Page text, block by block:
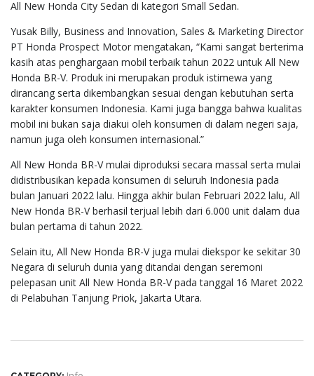
All New Honda City Sedan di kategori Small Sedan.
Yusak Billy, Business and Innovation, Sales & Marketing Director
PT Honda Prospect Motor mengatakan, “Kami sangat berterima
kasih atas penghargaan mobil terbaik tahun 2022 untuk All New
Honda BR-V. Produk ini merupakan produk istimewa yang
dirancang serta dikembangkan sesuai dengan kebutuhan serta
karakter konsumen Indonesia. Kami juga bangga bahwa kualitas
mobil ini bukan saja diakui oleh konsumen di dalam negeri saja,
namun juga oleh konsumen internasional.”
All New Honda BR-V mulai diproduksi secara massal serta mulai
didistribusikan kepada konsumen di seluruh Indonesia pada
bulan Januari 2022 lalu. Hingga akhir bulan Februari 2022 lalu, All
New Honda BR-V berhasil terjual lebih dari 6.000 unit dalam dua
bulan pertama di tahun 2022.
Selain itu, All New Honda BR-V juga mulai diekspor ke sekitar 30
Negara di seluruh dunia yang ditandai dengan seremoni
pelepasan unit All New Honda BR-V pada tanggal 16 Maret 2022
di Pelabuhan Tanjung Priok, Jakarta Utara.